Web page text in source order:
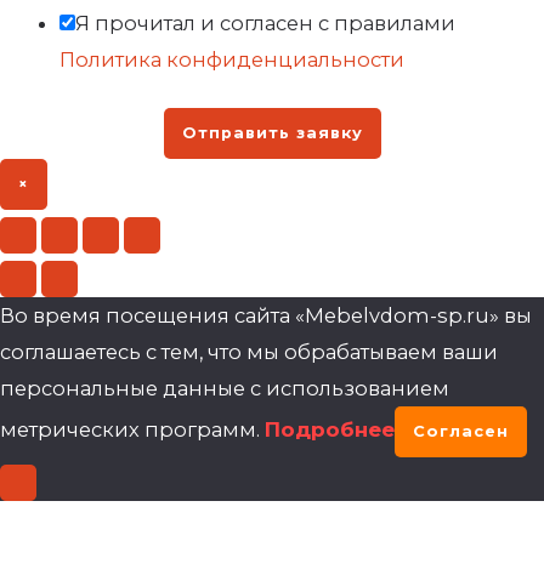
Я прочитал и согласен с правилами
Политика конфиденциальности
Отправить заявку
×
Во время посещения сайта «Mebelvdom-sp.ru» вы
соглашаетесь с тем, что мы обрабатываем ваши
персональные данные с использованием
метрических программ. Подробнее Согласен